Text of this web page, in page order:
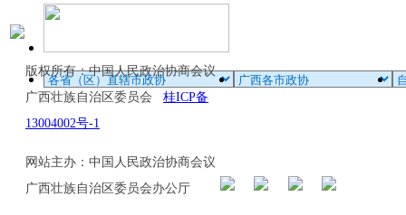
版权所有：中国人民政治协商会议
广西壮族自治区委员会 桂ICP备
13004002号-1
网站主办：中国人民政治协商会议
广西壮族自治区委员会办公厅